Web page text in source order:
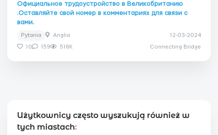
Официальное трудоустройство в Великобританию
.Оставляйте свой номер в комментариях для связи с
вами.
Pytania Anglia 12-03-2024
10 159 518K Connecting Bridge
Użytkownicy często wyszukują również w
tych miastach: